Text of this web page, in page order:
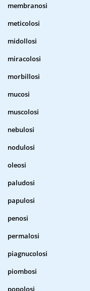
membranosi
meticolosi
midollosi
miracolosi
morbillosi
mucosi
muscolosi
nebulosi
nodulosi
oleosi
paludosi
papulosi
penosi
permalosi
piagnucolosi
piombosi
popolosi